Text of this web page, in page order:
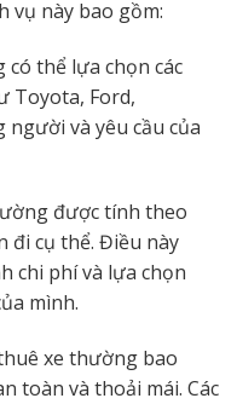
vụ này bao gồm:
có thể lựa chọn các
Toyota, Ford,
và yêu cầu của
được tính theo
đi cụ thể. Điều này
chi phí và lựa chọn
mình.
xe thường bao
toàn và thoải mái. Các